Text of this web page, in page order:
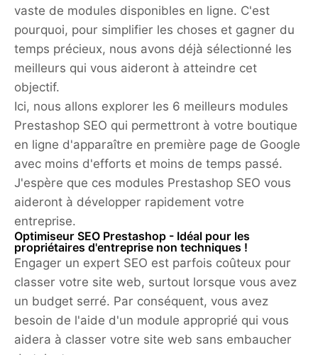
vaste de modules disponibles en ligne. C'est
pourquoi, pour simplifier les choses et gagner du
temps précieux, nous avons déjà sélectionné les
meilleurs qui vous aideront à atteindre cet
objectif.
Ici, nous allons explorer les 6 meilleurs modules
Prestashop SEO qui permettront à votre boutique
en ligne d'apparaître en première page de Google
avec moins d'efforts et moins de temps passé.
J'espère que ces modules Prestashop SEO vous
aideront à développer rapidement votre
entreprise.
Optimiseur SEO Prestashop - Idéal pour les
propriétaires d'entreprise non techniques !
Engager un expert SEO est parfois coûteux pour
classer votre site web, surtout lorsque vous avez
un budget serré. Par conséquent, vous avez
besoin de l'aide d'un module approprié qui vous
aidera à classer votre site web sans embaucher